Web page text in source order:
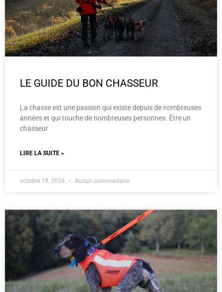
LE GUIDE DU BON CHASSEUR
La chasse est une passion qui existe depuis de nombreuses
années et qui touche de nombreuses personnes. Être un
chasseur
LIRE LA SUITE »
octobre 19, 2024 Aucun commentaire